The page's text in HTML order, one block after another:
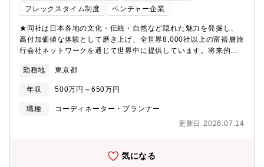
の実行可否フィードバック・営業チームとの情報共有・来日対応
チームへの引き継ぎ【同ポジションの魅力】■日本の魅力を世界へ
発信世界遺産、日本のトップ企業、海外メディアとの連携を日本
全国で推進。自らの手で海外の人々に日本の文化を紹介し、地域
の活性化に貢献できます。■旅行業界の幅広い業務に関われるツア
ーの手配から予約管理、運行管理、経費管理まで、一連の流れを
ミュニケーション能力を活かして活躍できる人と関わることが好
りがいのある環境です。
フレックスタイム制度
ベンチャー企業
★同社は日本各地の文化・伝統・自然など隠れた魅力を発掘し、
高付加価値な体験として磨き上げ、全世界8,000社以上の富裕層旅
行会社ネットワークを通じて世界中に提供しています。将来的な
ション部門を率いるプレイングマネージャーポジションです。自
身も手配メンバーと同様に実務を担いながら、チーム全体を統括
する「現場を知るリーダー」として活躍を期待しています。【募
集背景】事業急成長に伴い、主力である海外事業を支えてくれる
とともに現場に立ち、ホテル・ガイド・体験提供者・交通機関な
質・正確性・安全性・実現性をチームとしてコントロールしま
す。現場の実務力とチームを動かすマネジメント力、その両方を
勤務地 東京都
年収 500万円～650万円
職種
コーディネーター・プランナー
更新日 2026.07.14
気になる